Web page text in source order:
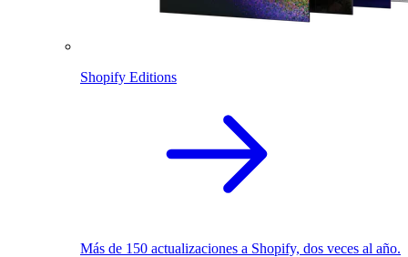
Shopify Editions
Más de 150 actualizaciones a Shopify, dos veces al año.